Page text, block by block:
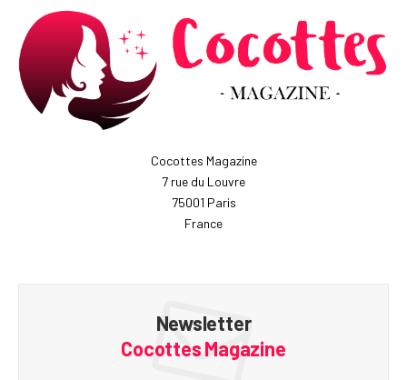
Cocottes Magazine
7 rue du Louvre
75001 Paris
France
Newsletter
Cocottes Magazine